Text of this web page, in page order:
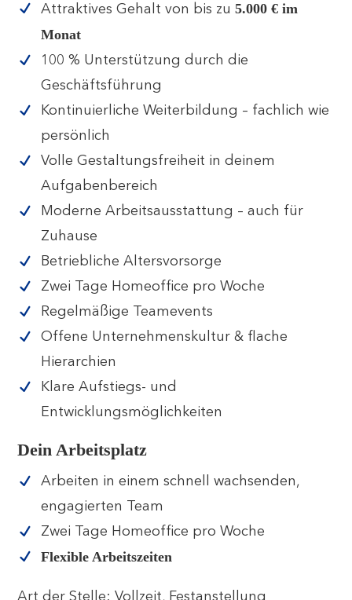
Attraktives Gehalt von bis zu5.000 € im
Monat
100 % Unterstützung durch die
Geschäftsführung
Kontinuierliche Weiterbildung – fachlich wie
persönlich
Volle Gestaltungsfreiheit in deinem
Aufgabenbereich
Moderne Arbeitsausstattung – auch für
Zuhause
Betriebliche Altersvorsorge
Zwei Tage Homeoffice pro Woche
Regelmäßige Teamevents
Offene Unternehmenskultur & flache
Hierarchien
Klare Aufstiegs- und
Entwicklungsmöglichkeiten
Dein Arbeitsplatz
Arbeiten in einem schnell wachsenden,
engagierten Team
Zwei Tage Homeoffice pro Woche
Flexible Arbeitszeiten
Art der Stelle: Vollzeit, Festanstellung